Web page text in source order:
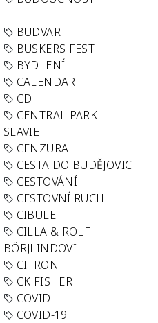
BUDVAR
BUSKERS FEST
BYDLENÍ
CALENDAR
CD
CENTRAL PARK
SLAVIE
CENZURA
CESTA DO BUDĚJOVIC
CESTOVÁNÍ
CESTOVNÍ RUCH
CIBULE
CILLA & ROLF
BÖRJLINDOVI
CITRON
CK FISHER
COVID
COVID-19